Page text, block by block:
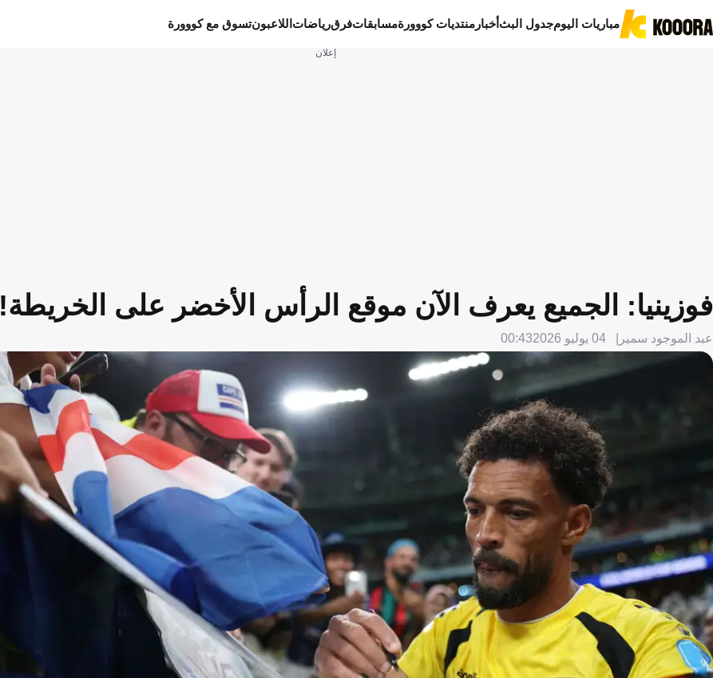
مباريات اليومجدول البثأخبار منتديات كووورةمسابقاتفرقرياضات اللاعبونتسوق مع كووورة
إعلان
فوزينيا: الجميع يعرف الآن موقع الرأس الأخضر على الخريطة!
عبد الموجود سمير 04 يوليو 2026 00:43